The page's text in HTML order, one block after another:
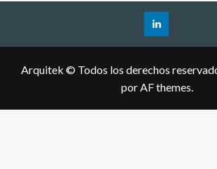
Arquitek © Todos los derechos
por AF themes.